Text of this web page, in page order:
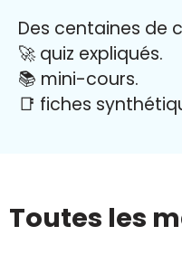
Des centaines de
🚀 quiz expliqués.
📚 mini-cours.
📑 fiches
Toutes les